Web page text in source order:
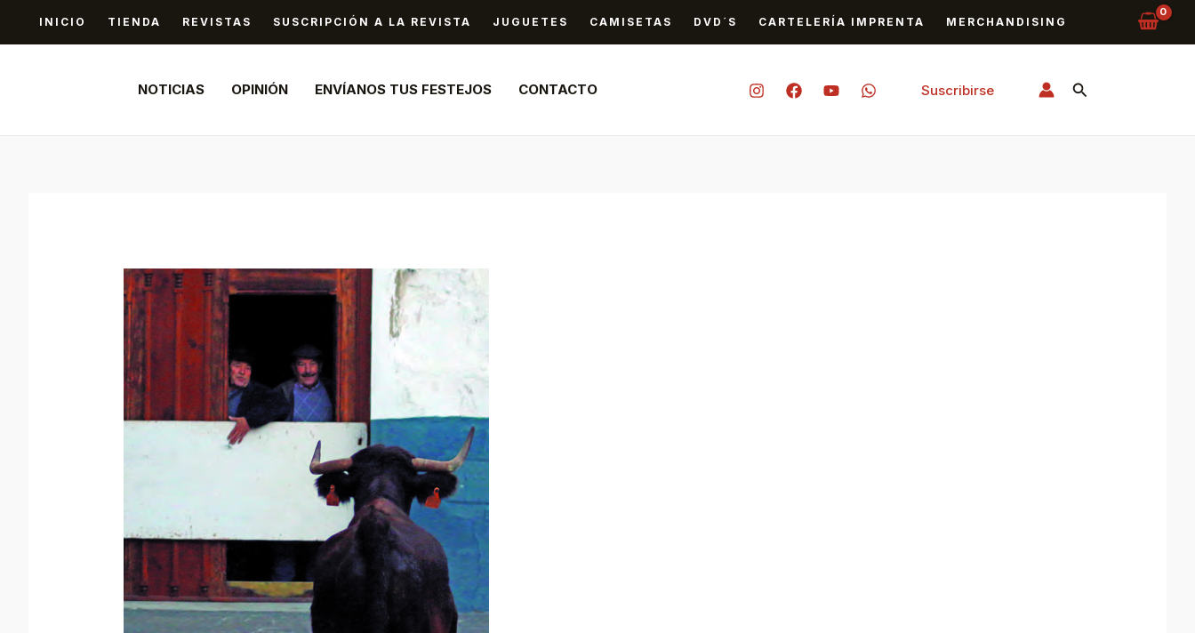
INICIO TIENDA REVISTAS SUSCRIPCIÓN A LA REVISTA JUGUETES CAMISETAS DVD´S CARTELERÍA IMPRENTA MERCHANDISING
NOTICIAS OPINIÓN ENVÍANOS TUS FESTEJOS CONTACTO Suscribirse Buscar